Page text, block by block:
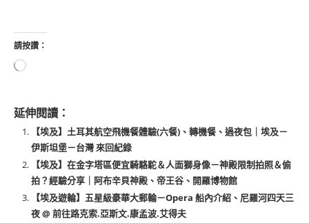
請按讚：
延伸閱讀：
【埃及】土耳其航空飛機餐體驗(六餐)、轉機餐、過夜包｜埃及－
伊斯坦堡－台灣 來回紀錄
【埃及】在金字塔區便宜騎駱駝＆人面獅身像－神殿限制拍照＆偷
拍？經驗分享｜阿布辛貝神殿、帝王谷、開羅博物館
【埃及遊輪】五星級豪華大郵輪－Opera 船內介紹、尼羅河四天三
夜 @ 前往路克索.亞斯文.康孟波.艾得夫